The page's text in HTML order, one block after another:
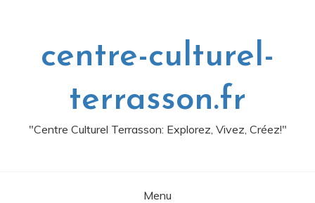
centre-culturel-
terrasson.fr
"Centre Culturel Terrasson: Explorez, Vivez, Créez!"
Menu